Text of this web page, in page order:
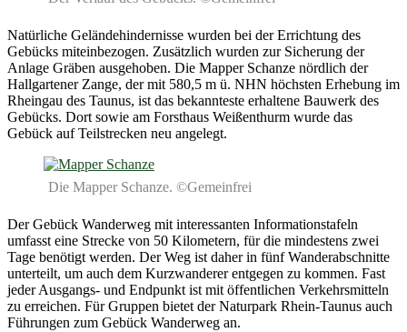
Natürliche Geländehindernisse wurden bei der Errichtung des
Gebücks miteinbezogen. Zusätzlich wurden zur Sicherung der
Anlage Gräben ausgehoben. Die Mapper Schanze nördlich der
Hallgartener Zange, der mit 580,5 m ü. NHN höchsten Erhebung im
Rheingau des Taunus, ist das bekannteste erhaltene Bauwerk des
Gebücks. Dort sowie am Forsthaus Weißenthurm wurde das
Gebück auf Teilstrecken neu angelegt.
Die Mapper Schanze. ©Gemeinfrei
Der Gebück Wanderweg mit interessanten Informationstafeln
umfasst eine Strecke von 50 Kilometern, für die mindestens zwei
Tage benötigt werden. Der Weg ist daher in fünf Wanderabschnitte
unterteilt, um auch dem Kurzwanderer entgegen zu kommen. Fast
jeder Ausgangs- und Endpunkt ist mit öffentlichen Verkehrsmitteln
zu erreichen. Für Gruppen bietet der Naturpark Rhein-Taunus auch
Führungen zum Gebück Wanderweg an.